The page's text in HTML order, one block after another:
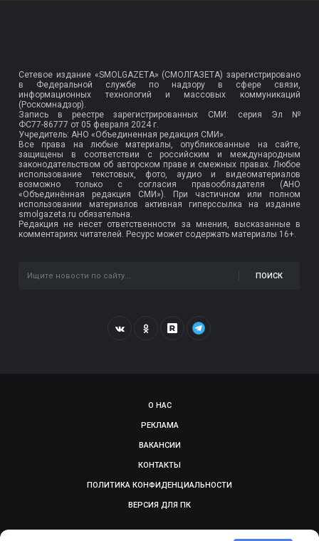
Сетевое издание «SMOLGAZETA» (СМОЛГАЗЕТА) зарегистрировано
в Федеральной службе по надзору в сфере связи,
информационных технологий и массовых коммуникаций
(Роскомнадзор).
Запись в реестре зарегистрированных СМИ: серия Эл №
ФС77-86777 от 05 февраля 2024 г.
Учредитель: АНО «Объединенная редакция СМИ».
Все права на любые материалы, опубликованные на сайте,
защищены в соответствии с российским и международным
законодательством об авторском праве и смежных правах. Любое
использование текстовых, фото, аудио и видеоматериалов
возможно только с согласия правообладателя (АНО
«Объединённая редакция СМИ»). При частичном или полном
использовании материалов активная гиперссылка на издание
smolgazeta.ru обязательна.
Редакция не несет ответственности за мнения, высказанные в
комментариях читателей. Ресурс может содержать материалы 16+.
ПОИСК
О НАС
РЕКЛАМА
ВАКАНСИИ
КОНТАКТЫ
ПОЛИТИКА КОНФИДЕНЦИАЛЬНОСТИ
ВЕРСИЯ ДЛЯ ПК